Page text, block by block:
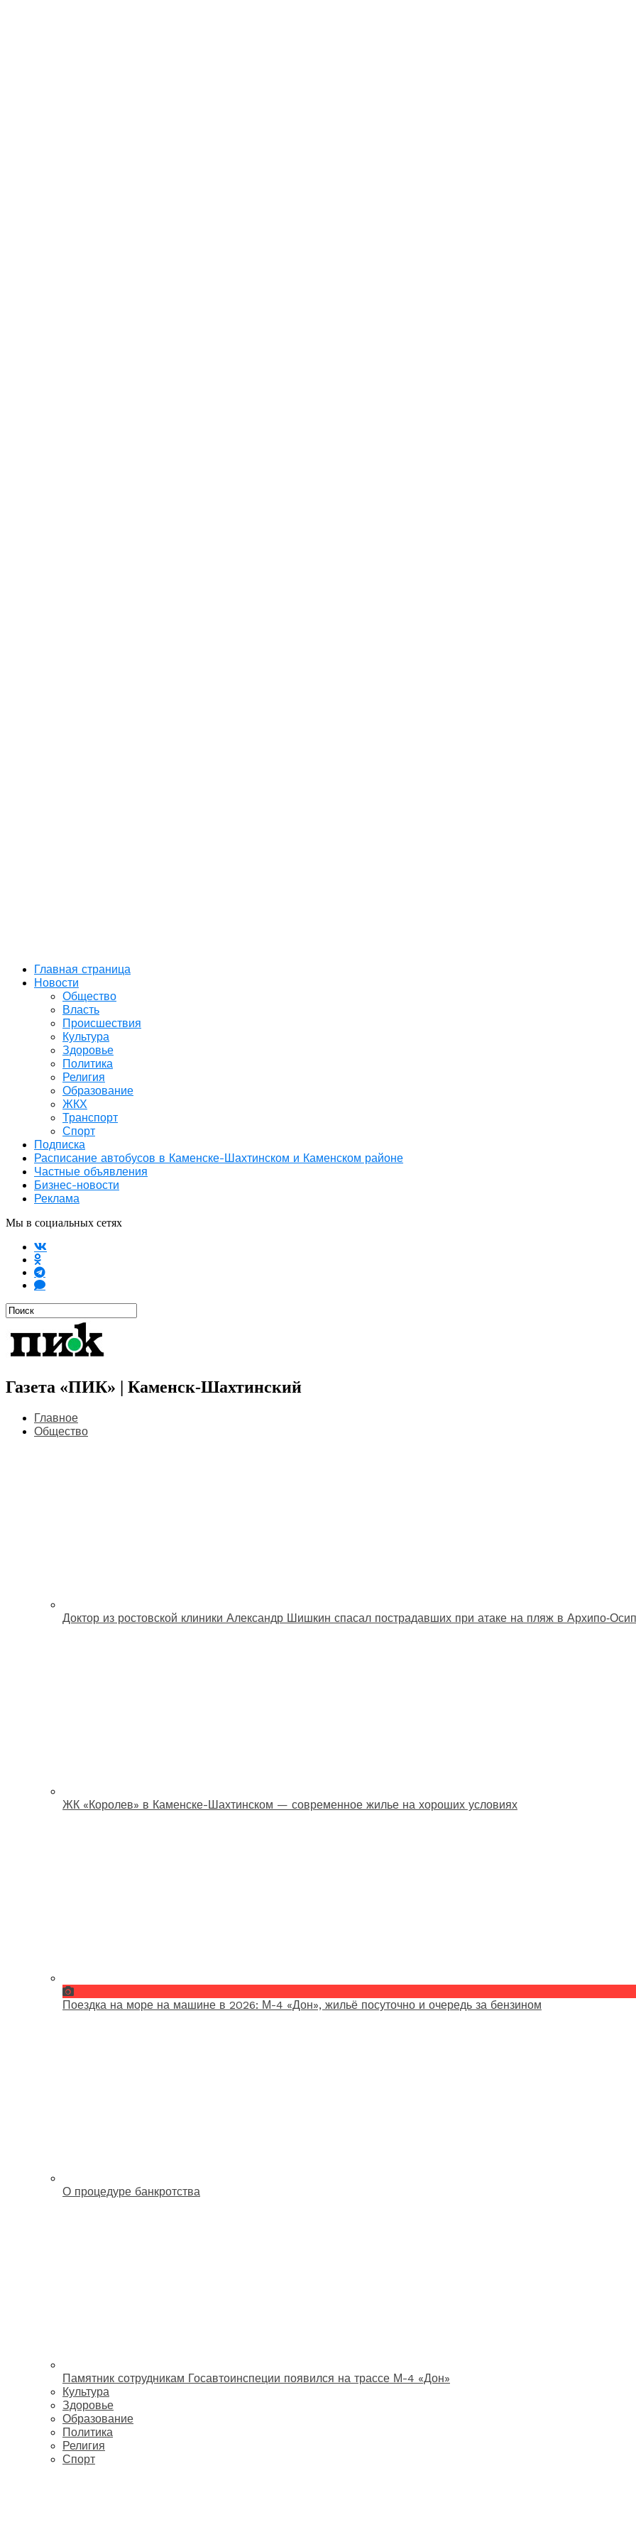
Главная страница
Новости
Общество
Власть
Происшествия
Культура
Здоровье
Политика
Религия
Образование
ЖКХ
Транспорт
Спорт
Подписка
Расписание автобусов в Каменске-Шахтинском и Каменском районе
Частные объявления
Бизнес-новости
Реклама
Мы в социальных сетях
Газета «ПИК» | Каменск-Шахтинский
Главное
Общество
Доктор из ростовской клиники Александр Шишкин спасал пострадавших при атаке на пляж в
ЖК «Королев» в Каменске-Шахтинском — современное жилье на хороших условиях
Поездка на море на машине в 2026: М-4 «Дон», жильё посуточно и очередь за бензином
О процедуре банкротства
Памятник сотрудникам Госавтоинспеции появился на трассе М-4 «Дон»
Культура
Здоровье
Образование
Политика
Религия
Спорт